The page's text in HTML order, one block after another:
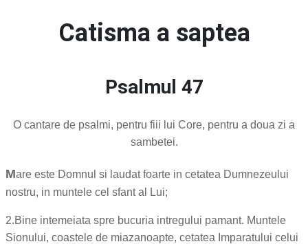
Catisma a saptea
Psalmul 47
O cantare de psalmi, pentru fiii lui Core, pentru a doua zi a
sambetei.
Mare este Domnul si laudat foarte in cetatea Dumnezeului
nostru, in muntele cel sfant al Lui;
2.Bine intemeiata spre bucuria intregului pamant. Muntele
Sionului, coastele de miazanoapte, cetatea Imparatului celui